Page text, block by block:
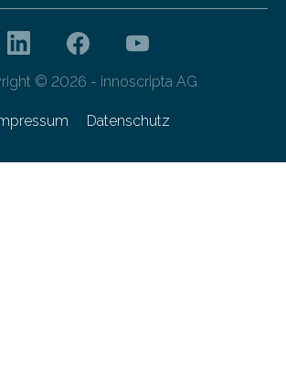
© 2026 - innoscripta AG
Datenschutz